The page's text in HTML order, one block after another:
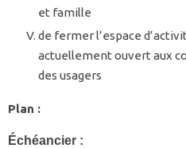
et famille
de fermer l’espace
actuellement ouvert aux
des usagers
Plan :
Échéancier :